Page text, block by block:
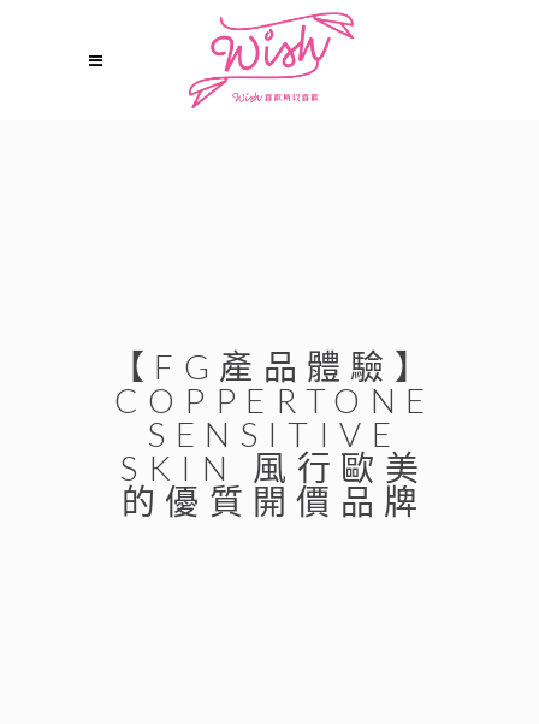
【FG產品體驗】
COPPERTONE
SENSITIVE
SKIN 風行歐美
的優質開價品牌